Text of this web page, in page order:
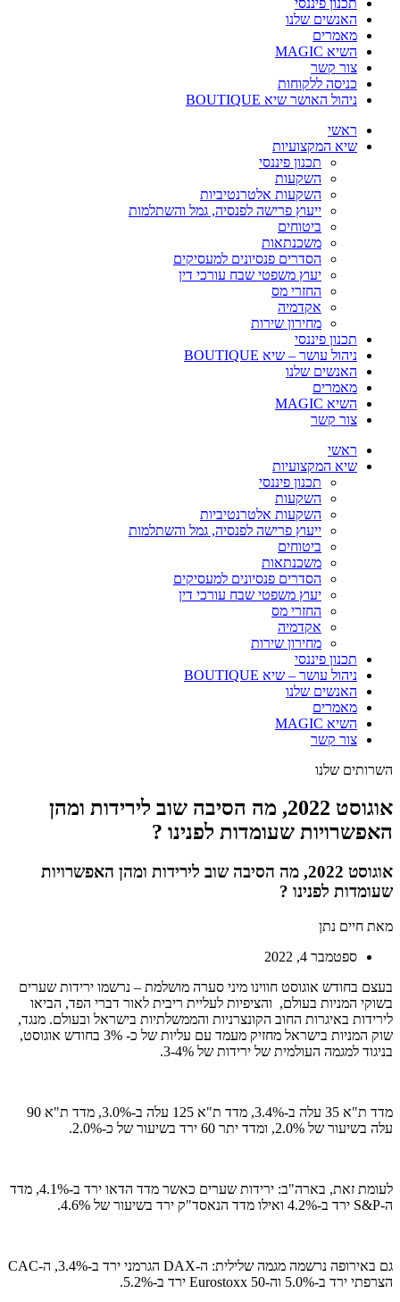
תכנון פיננסי
האנשים שלנו
מאמרים
השיא MAGIC
צור קשר
כניסה ללקוחות
ניהול האושר שיא BOUTIQUE
ראשי
שיא המקצועיות
תכנון פיננסי
השקעות
השקעות אלטרנטיביות
ייעוץ פרישה לפנסיה, גמל והשתלמות
ביטוחים
משכנתאות
הסדרים פנסיונים למעסיקים
יעוץ משפטי שבח עורכי דין
החזרי מס
אקדמיה
מחירון שירות
תכנון פיננסי
ניהול עושר – שיא BOUTIQUE
האנשים שלנו
מאמרים
השיא MAGIC
צור קשר
ראשי
שיא המקצועיות
תכנון פיננסי
השקעות
השקעות אלטרנטיביות
ייעוץ פרישה לפנסיה, גמל והשתלמות
ביטוחים
משכנתאות
הסדרים פנסיונים למעסיקים
יעוץ משפטי שבח עורכי דין
החזרי מס
אקדמיה
מחירון שירות
תכנון פיננסי
ניהול עושר – שיא BOUTIQUE
האנשים שלנו
מאמרים
השיא MAGIC
צור קשר
השרותים שלנו
אוגוסט 2022, מה הסיבה שוב לירידות ומהן
האפשרויות שעומדות לפנינו ?
אוגוסט 2022, מה הסיבה שוב לירידות ומהן האפשרויות
שעומדות לפנינו ?
מאת חיים נתן
ספטמבר 4, 2022
בעצם בחודש אוגוסט חווינו מיני סערה מושלמת – נרשמו ירידות שערים
בשוקי המניות בעולם, והציפיות לעליית ריבית לאור דברי הפד, הביאו
לירידות באיגרות החוב הקונצרניות והממשלתיות בישראל ובעולם. מנגד,
שוק המניות בישראל מחזיק מעמד עם עליות של כ- 3% בחודש אוגוסט,
בניגוד למגמה העולמית של ירידות של 3-4%.
מדד ת"א 35 עלה ב-3.4%, מדד ת"א 125 עלה ב-3.0%, מדד ת"א 90
עלה בשיעור של 2.0%, ומדד יתר 60 ירד בשיעור של כ-2.0%.
לעומת זאת, בארה"ב: ירידות שערים כאשר מדד הדאו ירד ב-4.1%, מדד
ה-S&P ירד ב-4.2% ואילו מדד הנאסד"ק ירד בשיעור של 4.6%.
גם באירופה נרשמה מגמה שלילית: ה-DAX הגרמני ירד ב-3.4%, ה-CAC
הצרפתי ירד ב-5.0% וה-Eurostoxx 50 ירד ב-5.2%.